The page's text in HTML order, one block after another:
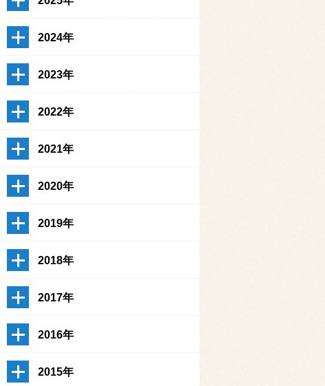
2024年
2023年
2022年
2021年
2020年
2019年
2018年
2017年
2016年
2015年